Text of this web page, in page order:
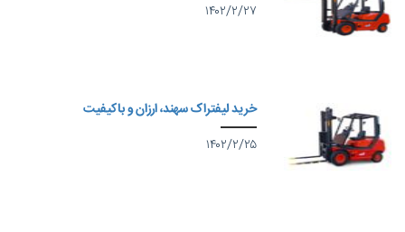
۱۴۰۲/۲/۲۷
خرید لیفتراک سهند، ارزان و باکیفیت
۱۴۰۲/۲/۲۵